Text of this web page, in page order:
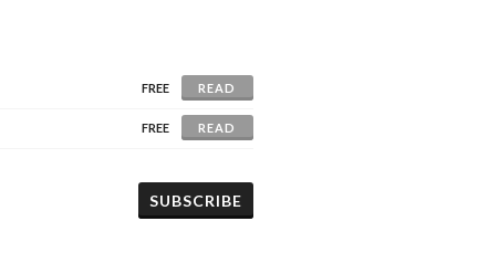
FREE READ
FREE READ
SUBSCRIBE